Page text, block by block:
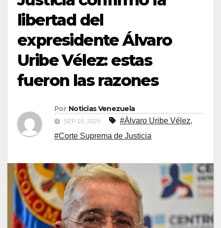
libertad del
expresidente Álvaro
Uribe Vélez: estas
fueron las razones
Por Noticias Venezuela
SEP 19, 2025 #Álvaro Uribe Vélez,
#Corte Suprema de Justicia